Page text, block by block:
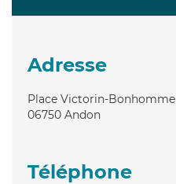
Adresse
Place Victorin-Bonhomme
06750 Andon
Téléphone